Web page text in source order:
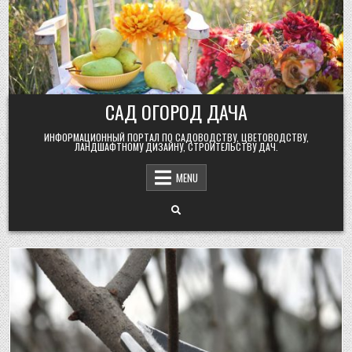
Skip
to
content
САД ОГОРОД ДАЧА
ИНФОРМАЦИОННЫЙ ПОРТАЛ ПО САДОВОДСТВУ, ЦВЕТОВОДСТВУ,
ЛАНДШАФТНОМУ ДИЗАЙНУ, СТРОИТЕЛЬСТВУ ДАЧ.
MENU